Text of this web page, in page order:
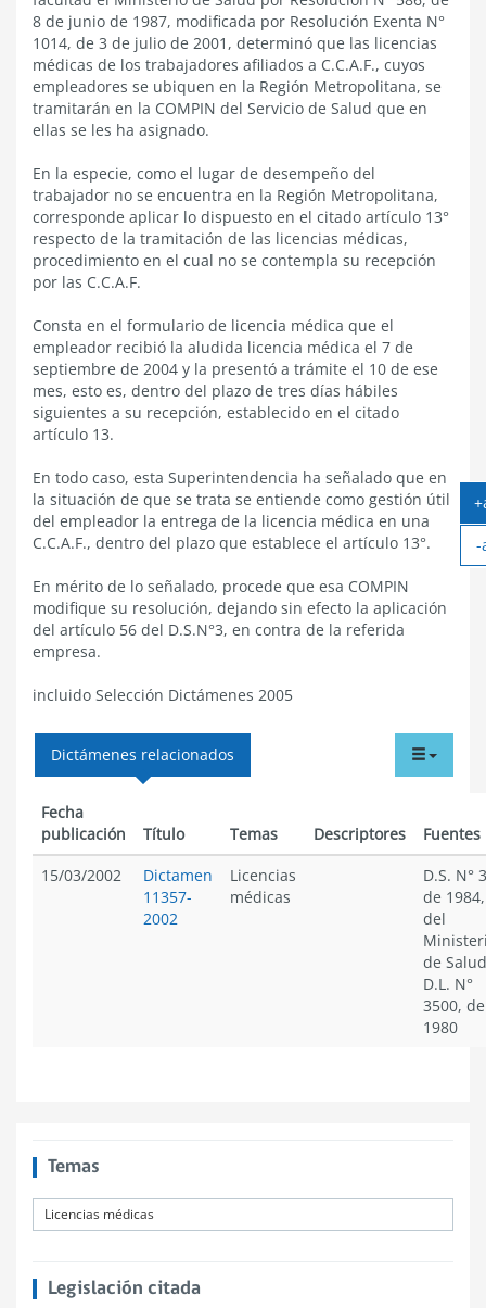
8 de junio de 1987, modificada por Resolución Exenta N°
1014, de 3 de julio de 2001, determinó que las licencias
médicas de los trabajadores afiliados a C.C.A.F., cuyos
empleadores se ubiquen en la Región Metropolitana, se
tramitarán en la COMPIN del Servicio de Salud que en
ellas se les ha asignado.
En la especie, como el lugar de desempeño del
trabajador no se encuentra en la Región Metropolitana,
corresponde aplicar lo dispuesto en el citado artículo 13°
respecto de la tramitación de las licencias médicas,
procedimiento en el cual no se contempla su recepción
por las C.C.A.F.
Consta en el formulario de licencia médica que el
empleador recibió la aludida licencia médica el 7 de
septiembre de 2004 y la presentó a trámite el 10 de ese
mes, esto es, dentro del plazo de tres días hábiles
siguientes a su recepción, establecido en el citado
artículo 13.
En todo caso, esta Superintendencia ha señalado que en
la situación de que se trata se entiende como gestión útil
del empleador la entrega de la licencia médica en una
C.C.A.F., dentro del plazo que establece el artículo 13°.
En mérito de lo señalado, procede que esa COMPIN
modifique su resolución, dejando sin efecto la aplicación
del artículo 56 del D.S.N°3, en contra de la referida
empresa.
incluido Selección Dictámenes 2005
menu
Dictámenes relacionados
Fecha
publicación
Título Temas Descriptores
Fuentes
15/03/2002
Dictamen
11357-
2002
Licencias
médicas
D.S. N°
de 1984,
del
de
D.L. N°
3500, de
1980
Temas
Licencias médicas
Legislación citada
-